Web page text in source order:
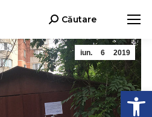
Search:Căutare
iun. 6 2019